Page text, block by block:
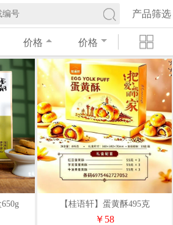
产品筛选
价格 价格
【桂语轩】蛋黄酥495克
￥58